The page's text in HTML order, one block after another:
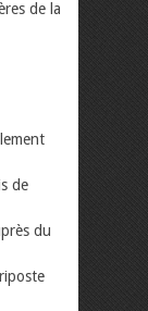
de la
de
du